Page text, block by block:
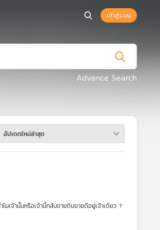
เข้าสู่ระบบ
Advance Search
อัปเดตใหม่ล่าสุด
เจ้านั้นหรือเจ้านี้กลับขายดิบขายดีอยู่เจ้าเดียว ?
เทคนิคสำคัญที่หลายแบรนด์ดังของไทยและระดับ
นค้าของเราด้วย แต่เบื้องหลังความสำเร็จการ